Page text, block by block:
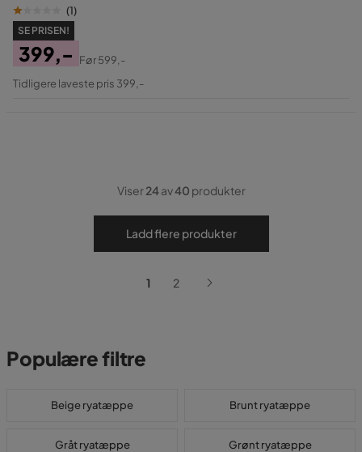
(1)
SE PRISEN!
Pris
399,-
Original
Før599,-
Tidligere laveste pris 399,-
Viser24av40 produkter
Ladd flere produkter
1 2
Populære filtre
Beige ryatæppe Brunt ryatæppe
Gråt ryatæppe Grønt ryatæppe